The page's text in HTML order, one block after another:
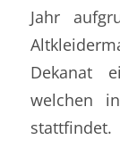
Jahr
Dekanat
welchen
stattfindet.